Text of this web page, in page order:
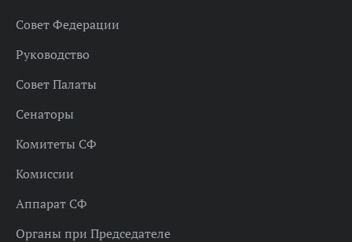
Совет Федерации
Руководство
Совет Палаты
Сенаторы
Комитеты СФ
Комиссии
Аппарат СФ
Органы при Председателе